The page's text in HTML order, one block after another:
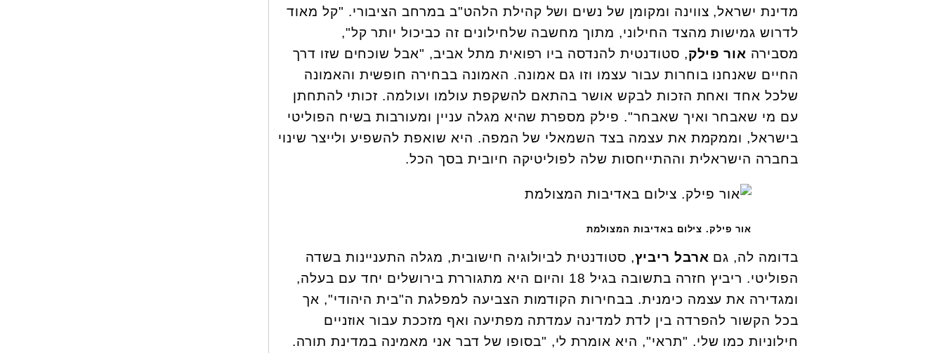
מדינת ישראל, צווינה ומקומן של נשים ושל קהילת הלהט"ב במרחב הציבורי. "קל מאוד
לדרוש גמישות מהצד החילוני, מתוך מחשבה שלחילונים זה כביכול יותר קל",
מסבירה אור פילק, סטודנטית להנדסה ביו רפואית מתל אביב, "אבל שוכחים שזו דרך
החיים שאנחנו בוחרות עבור עצמו וזו גם אמונה. האמונה בבחירה חופשית והאמונה
שלכל אחד ואחת הזכות לבקש אושר בהתאם להשקפת עולמו ועולמה. זכותי להתחתן
עם מי שאבחר ואיך שאבחר". פילק מספרת שהיא מגלה עניין ומעורבות בשיח הפוליטי
בישראל, וממקמת את עצמה בצד השמאלי של המפה. היא שואפת להשפיע ולייצר שינוי
בחברה הישראלית וההתייחסות שלה לפוליטיקה חיובית בסך הכל.
אור פילק. צילום באדיבות המצולמת
בדומה לה, גם ארבל ריביץ, סטודנטית לביולוגיה חישובית, מגלה התעניינות בשדה
הפוליטי. ריביץ חזרה בתשובה בגיל 18 והיום היא מתגוררת בירושלים יחד עם בעלה,
ומגדירה את עצמה כימנית. בבחירות הקודמות הצביעה למפלגת ה"בית היהודי", אך
בכל הקשור להפרדה בין לדת למדינה עמדתה מפתיעה ואף מזככת עבור אוזניים
חילוניות כמו שלי. "תראי", היא אומרת לי, "בסופו של דבר אני מאמינה במדינת תורה.